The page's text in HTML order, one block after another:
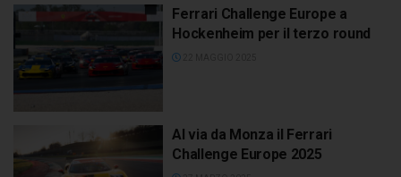
Ferrari Challenge Europe a
Hockenheim per il terzo round
Al via da Monza il Ferrari
Challenge Europe 2025